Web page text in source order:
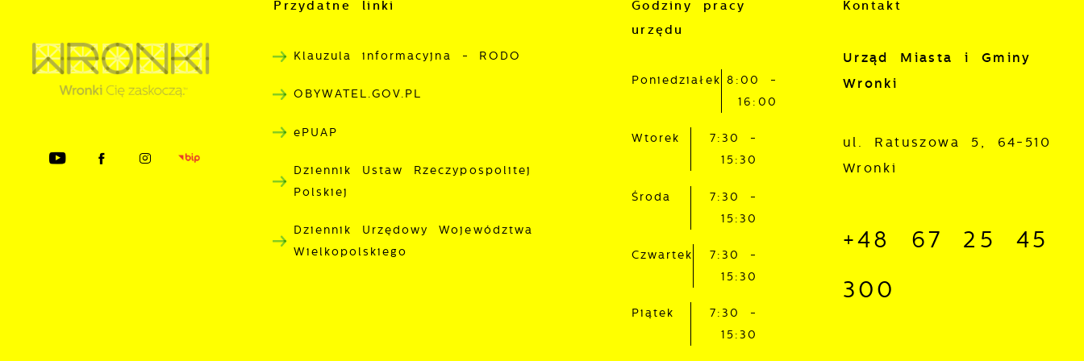
Przydatne linki
Klauzula informacyjna - RODO
OBYWATEL.GOV.PL
ePUAP
Dziennik Ustaw Rzeczypospolitej
Polskiej
Dziennik Urzędowy Województwa
Wielkopolskiego
Godziny pracy
urzędu
Poniedziałek
8:00 -
16:00
Wtorek
7:30 -
15:30
Środa
7:30 -
15:30
Czwartek
7:30 -
15:30
Piątek
7:30 -
15:30
Kontakt
Urząd Miasta i Gminy
Wronki
ul. Ratuszowa 5, 64-510
Wronki
+48 67 25 45
300
postaci wiadomości, ofert, komunikatów mediów